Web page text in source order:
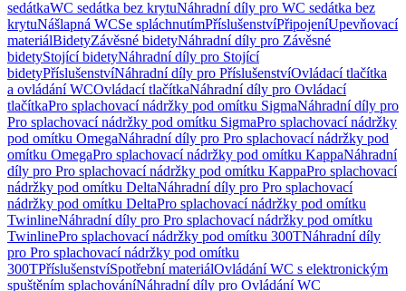
sedátkaWC sedátka bez krytuNáhradní díly pro WC sedátka bez
krytuNášlapná WCSe spláchnutímPříslušenstvíPřipojeníUpevňovací
materiálBidetyZávěsné bidetyNáhradní díly pro Závěsné
bidetyStojící bidetyNáhradní díly pro Stojící
bidetyPříslušenstvíNáhradní díly pro PříslušenstvíOvládací tlačítka
a ovládání WCOvládací tlačítkaNáhradní díly pro Ovládací
tlačítkaPro splachovací nádržky pod omítku SigmaNáhradní díly pro
Pro splachovací nádržky pod omítku SigmaPro splachovací nádržky
pod omítku OmegaNáhradní díly pro Pro splachovací nádržky pod
omítku OmegaPro splachovací nádržky pod omítku KappaNáhradní
díly pro Pro splachovací nádržky pod omítku KappaPro splachovací
nádržky pod omítku DeltaNáhradní díly pro Pro splachovací
nádržky pod omítku DeltaPro splachovací nádržky pod omítku
TwinlineNáhradní díly pro Pro splachovací nádržky pod omítku
TwinlinePro splachovací nádržky pod omítku 300TNáhradní díly
pro Pro splachovací nádržky pod omítku
300TPříslušenstvíSpotřební materiálOvládání WC s elektronickým
spuštěním splachováníNáhradní díly pro Ovládání WC